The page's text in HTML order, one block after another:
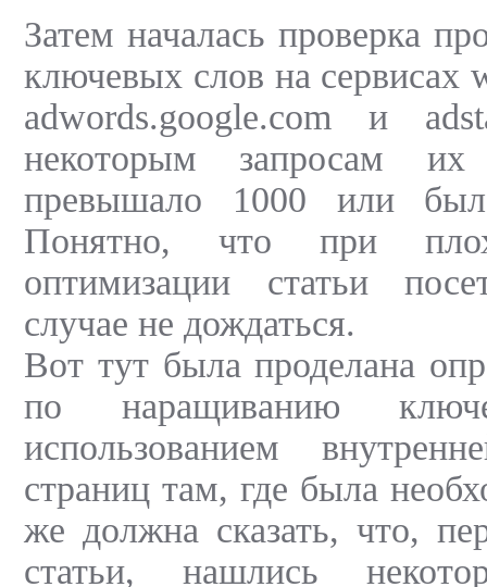
Затем началась проверка
ключевых слов на сервисах
adwords.google.com и
некоторым запросам их
превышало 1000 или
Понятно, что при
оптимизации статьи
случае не дождаться.
Вот тут была проделана
по наращиванию
использованием
страниц там, где была
же должна сказать, что,
статьи, нашлись